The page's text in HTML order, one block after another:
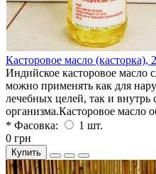
Касторовое масло (касторка),
Индийское касторовое масло
можно применять как для
лечебных целей, так и внутрь
организма.Касторовое масло
* Фасовка:
1 шт.
0 грн
Купить